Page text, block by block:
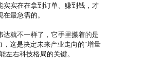
实实在在拿到订单、赚到钱，才
最急需的。
就不一样了，它手里攥着的是
，这是决定未来产业走向的“增量
左右科技格局的关键。